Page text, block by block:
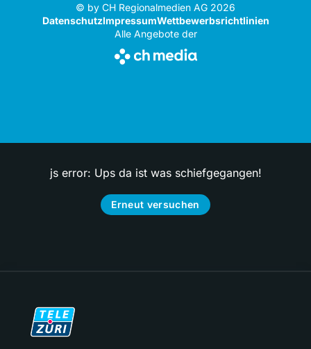
© by CH Regionalmedien AG 2026
DatenschutzImpressumWettbewerbsrichtlinien
Alle Angebote der
js error: Ups da ist was schiefgegangen!
Erneut versuchen